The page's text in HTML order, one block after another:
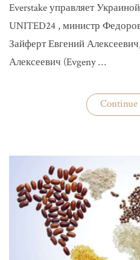
Everstake управляет
UNITED24 , министр
Зайферт Евгений
Алексеевич (Evgeny …
Continue